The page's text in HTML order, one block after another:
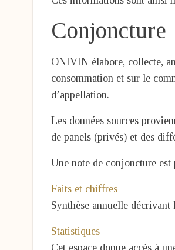
Conjoncture
ONIVIN élabore, collecte,
consommation et sur le
d’appellation.
Les données sources
de panels (privés) et des
Une note de conjoncture
Faits et chiffres
Synthèse annuelle
Statistiques
Cet espace donne accès à